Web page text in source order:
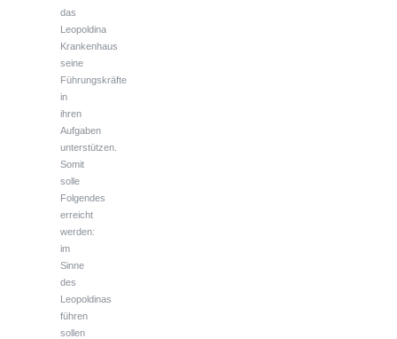
das
Leopoldina
Krankenhaus
seine
Führungskräfte
in
ihren
Aufgaben
unterstützen.
Somit
solle
Folgendes
erreicht
werden:
im
Sinne
des
Leopoldinas
führen
sollen